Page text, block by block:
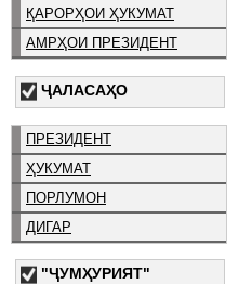
ҚАРОРҲОИ ҲУКУМАТ
АМРҲОИ ПРЕЗИДЕНТ
ҶАЛАСАҲО
ПРЕЗИДЕНТ
ҲУКУМАТ
ПОРЛУМОН
ДИГАР
"ҶУМҲУРИЯТ"